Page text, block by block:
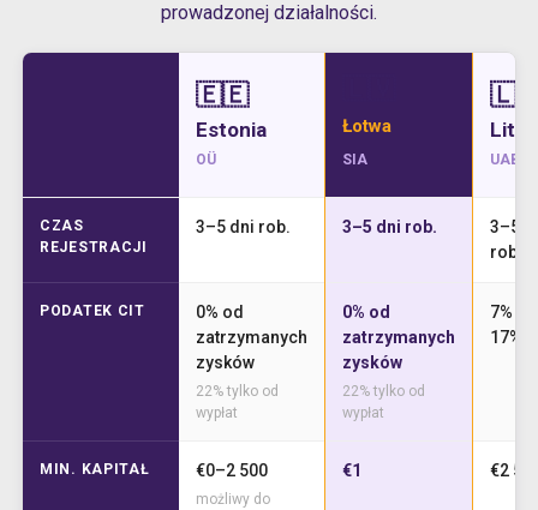
prowadzonej działalności.
🇪🇪
Estonia
OÜ
Łotwa
SIA UAB
CZAS
REJESTRACJI
3–5 dni rob. 3–5 dni rob.
3–5
rob.
PODATEK CIT
0% od
zatrzymanych
zysków
22% tylko od
wypłat
0% od
zatrzymanych
zysków
22% tylko od
wypłat
7%
17%
MIN. KAPITAŁ €0–2 500
możliwy do
€1 €2